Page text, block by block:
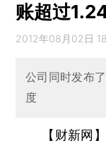
账超过
2012年08月02日
公司同时发布
度
【财新网